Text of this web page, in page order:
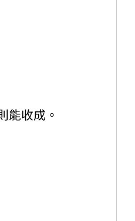
能收成。